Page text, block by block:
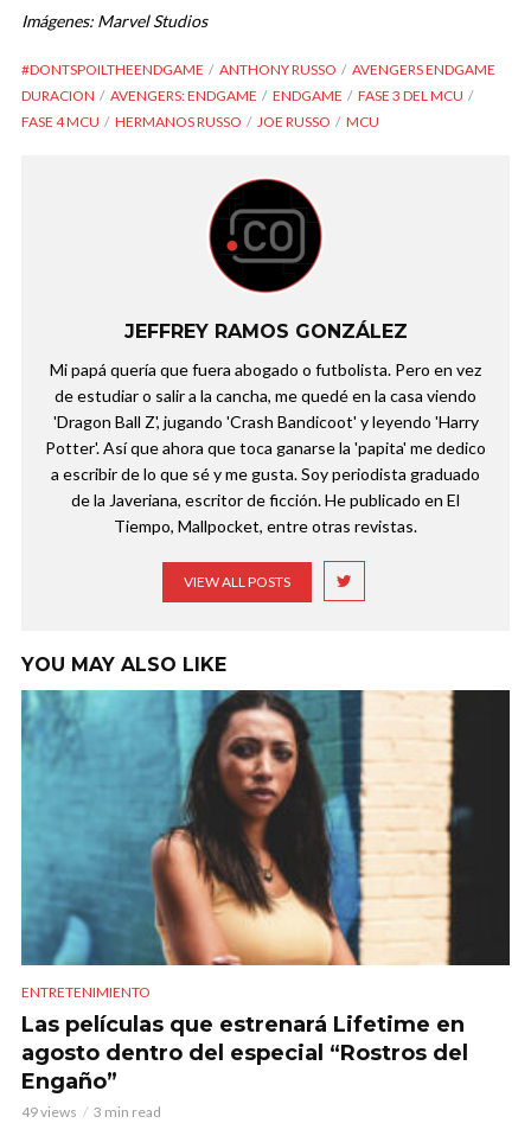
Imágenes: Marvel Studios
#DONTSPOILTHEENDGAME ANTHONY RUSSO
AVENGERS ENDGAME
DURACION
AVENGERS: ENDGAME ENDGAME
FASE 3 DEL MCU
FASE 4 MCU
HERMANOS RUSSO JOE RUSSO MCU
JEFFREY RAMOS GONZÁLEZ
Mi papá quería que fuera abogado o futbolista. Pero en vez
de estudiar o salir a la cancha, me quedé en la casa viendo
'Dragon Ball Z', jugando 'Crash Bandicoot' y leyendo 'Harry
Potter'. Así que ahora que toca ganarse la 'papita' me dedico
a escribir de lo que sé y me gusta. Soy periodista graduado
de la Javeriana, escritor de ficción. He publicado en El
Tiempo, Mallpocket, entre otras revistas.
VIEW ALL POSTS
YOU MAY ALSO LIKE
ENTRETENIMIENTO
Las películas que estrenará Lifetime en
agosto dentro del especial “Rostros del
Engaño”
49 views 3 min read